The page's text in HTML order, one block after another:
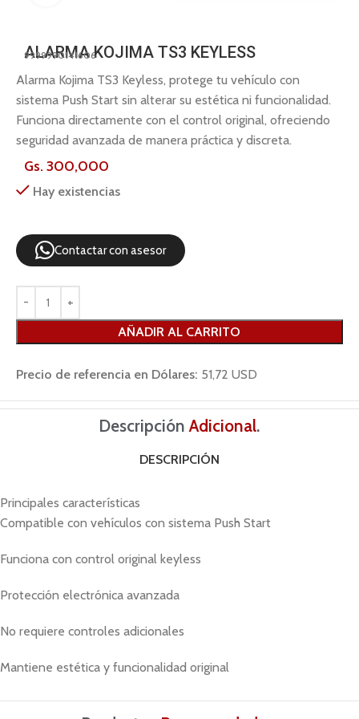
ALARMA KOJIMA TS3 KEYLESS
9999990141606
Alarma Kojima TS3 Keyless, protege tu vehículo con
sistema Push Start sin alterar su estética ni funcionalidad.
Funciona directamente con el control original, ofreciendo
seguridad avanzada de manera práctica y discreta.
Gs. 300,000
Hay existencias
Contactar con asesor
AÑADIR AL CARRITO
Precio de referencia en Dólares: 51,72 USD
DescripciónAdicional.
DESCRIPCIÓN
Principales características
Compatible con vehículos con sistema Push Start
Funciona con control original keyless
Protección electrónica avanzada
No requiere controles adicionales
Mantiene estética y funcionalidad original